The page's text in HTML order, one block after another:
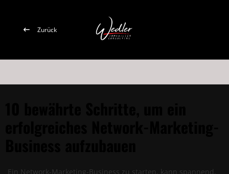
Zurück
Ein Network-Marketing-Business zu starten, kann spannend,